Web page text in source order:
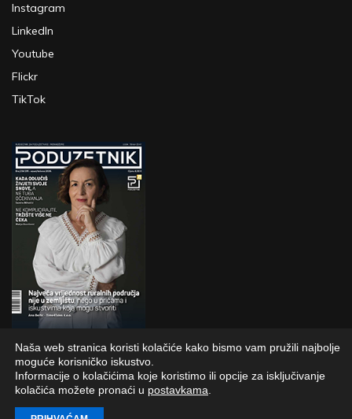
Instagram
LinkedIn
Youtube
Flickr
TikTok
PRETPLATI SE
Naša web stranica koristi kolačiće kako bismo vam pružili najbolje
moguće korisničko iskustvo.
Informacije o kolačićima koje koristimo ili opcije za isključivanje
kolačića možete pronaći u postavkama